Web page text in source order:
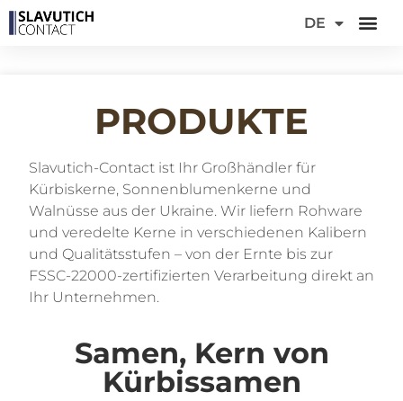
DE
FR
PRODUKTE
Slavutich-Contact ist Ihr Großhändler für
Kürbiskerne, Sonnenblumenkerne und
Walnüsse aus der Ukraine. Wir liefern Rohware
und veredelte Kerne in verschiedenen Kalibern
und Qualitätsstufen – von der Ernte bis zur
FSSC-22000-zertifizierten Verarbeitung direkt an
Ihr Unternehmen.
Samen, Kern von
Kürbissamen